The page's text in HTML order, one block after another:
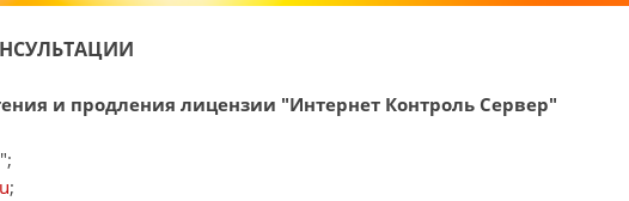
и продления лицензии "Интернет Контроль Сервер"
;